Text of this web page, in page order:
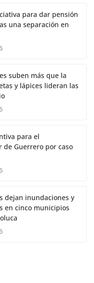
para dar pensión
una separación en
suben más que la
y lápices lideran las
para el
de Guerrero por caso
dejan inundaciones y
en cinco municipios